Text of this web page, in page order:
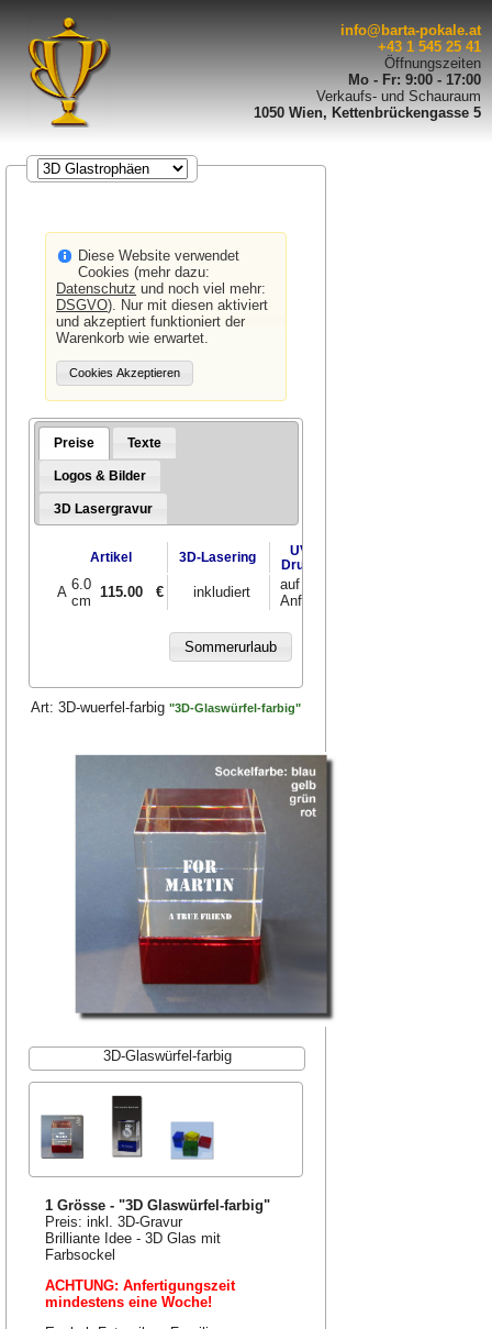
info@barta-pokale.at
+43 1 545 25 41
Öffnungszeiten
Mo - Fr: 9:00 - 17:00
Verkaufs- und Schauraum
1050 Wien, Kettenbrückengasse 5
Diese Website verwendet
Cookies (mehr dazu:
Datenschutz und noch viel mehr:
DSGVO). Nur mit diesen aktiviert
und akzeptiert funktioniert der
Warenkorb wie erwartet.
Preise Texte
Logos & Bilder
3D Lasergravur
Artikel 3D-Lasering
UV-
Druck
A 6.0
cm
115.00 € inkludiert
auf
Anfrage
Art: 3D-wuerfel-farbig "3D-Glaswürfel-farbig"
3D-Glaswürfel-farbig
1 Grösse - "3D Glaswürfel-farbig"
Preis: inkl. 3D-Gravur
Brilliante Idee - 3D Glas mit
Farbsockel
ACHTUNG: Anfertigungszeit
mindestens eine Woche!